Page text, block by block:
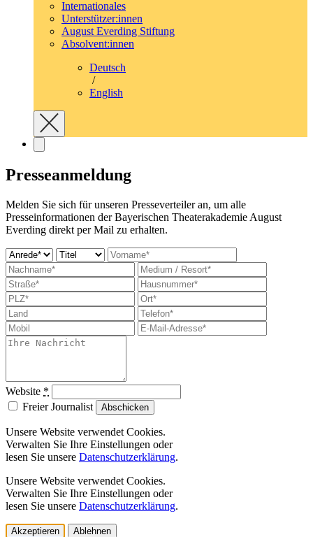
Internationales
Unterstützer:innen
August Everding Stiftung
Absolvent:innen
Deutsch
/
English
Presseanmeldung
Melden Sie sich für unseren Presseverteiler an, um alle
Presseinformationen der Bayerischen Theaterakademie August
Everding direkt per Mail zu erhalten.
Website *
Freier Journalist
Abschicken
Unsere Website verwendet Cookies.
Verwalten Sie Ihre Einstellungen oder
lesen Sie unsere Datenschutzerklärung.
Unsere Website verwendet Cookies.
Verwalten Sie Ihre Einstellungen oder
lesen Sie unsere Datenschutzerklärung.
Akzeptieren
Ablehnen